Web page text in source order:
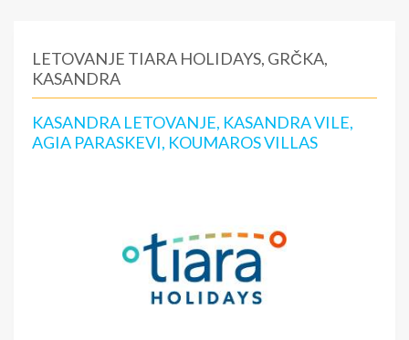
LETOVANJE TIARA HOLIDAYS, GRČKA,
KASANDRA
KASANDRA LETOVANJE, KASANDRA VILE,
AGIA PARASKEVI, KOUMAROS VILLAS